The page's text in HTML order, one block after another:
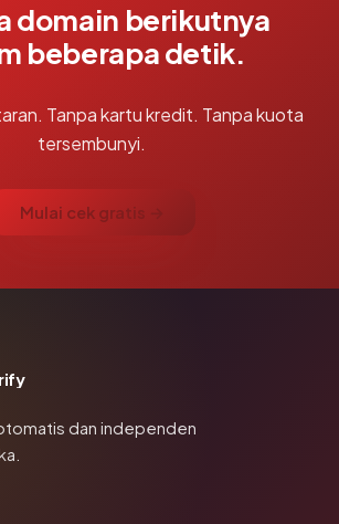
domain berikutnya
beberapa detik.
Tanpa kartu kredit. Tanpa kuota
tersembunyi.
Mulai cek gratis →
dan independen